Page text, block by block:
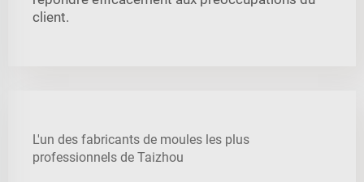
client.
L'un des fabricants de moules les plus
professionnels de Taizhou